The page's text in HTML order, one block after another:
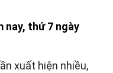
nay, thứ 7 ngày
xuất hiện nhiều,